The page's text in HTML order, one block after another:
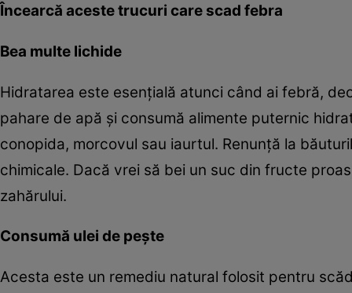
Încearcă aceste trucuri care scad febra
Bea multe lichide
Hidratarea este esenţială atunci când ai febră,
pahare de apă şi consumă alimente puternic
conopida, morcovul sau iaurtul. Renunţă la
chimicale. Dacă vrei să bei un suc din fructe
zahărului.
Consumă ulei de peşte
Acesta este un remediu natural folosit pentru